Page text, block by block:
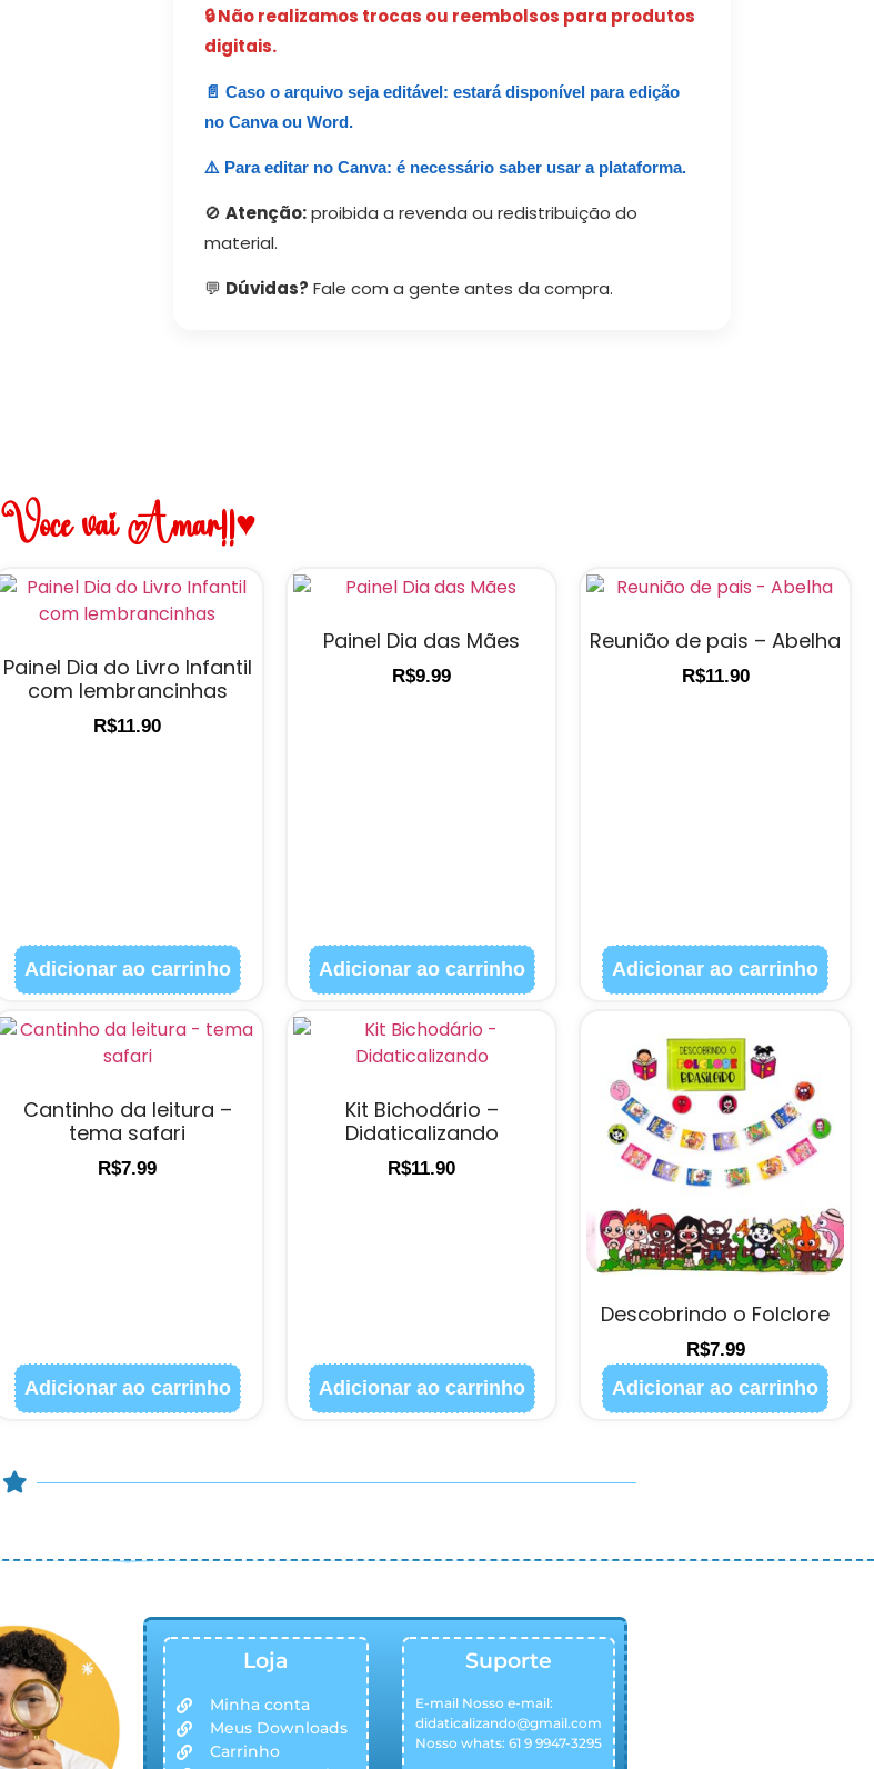
🔒 Não realizamos trocas ou reembolsos para produtos
digitais.
📄 Caso o arquivo seja editável: estará disponível para edição
no Canva ou Word.
⚠️ Para editar no Canva: é necessário saber usar a plataforma.
🚫 Atenção:proibida a revenda ou redistribuição do
material.
💬 Dúvidas? Fale com a gente antes da compra.
Você vai Amar!!♥
Painel Dia do Livro Infantil
com lembrancinhas
R$11.90
Adicionar ao carrinho
Painel Dia das Mães
R$9.99
Adicionar ao carrinho
Reunião de pais – Abelha
R$11.90
Adicionar ao carrinho
Cantinho da leitura –
tema safari
R$7.99
Adicionar ao carrinho
Kit Bichodário –
Didaticalizando
R$11.90
Adicionar ao carrinho
Descobrindo o Folclore
R$7.99
Adicionar ao carrinho
Loja
Minha conta
Meus Downloads
Carrinho
Suporte
E-mail Nosso e-mail:
didaticalizando@gmail.com
Nosso whats: 61 9 9947-3295